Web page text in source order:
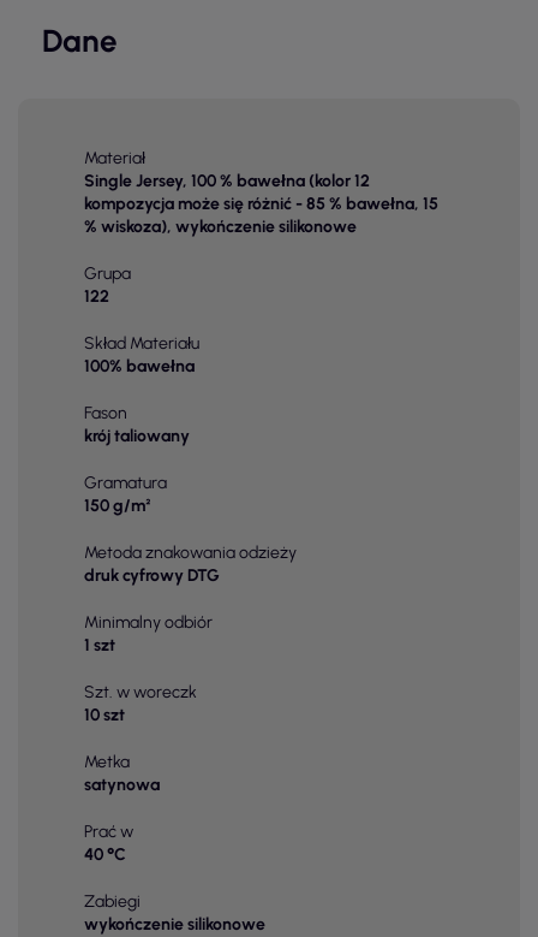
Dane
Materiał
Single Jersey, 100 % bawełna (kolor 12
kompozycja może się różnić - 85 % bawełna, 15
% wiskoza), wykończenie silikonowe
Grupa
122
Skład Materiału
100% bawełna
Fason
krój taliowany
Gramatura
150 g/m²
Metoda znakowania odzieży
druk cyfrowy DTG
Minimalny odbiór
1 szt
Szt. w woreczk
10 szt
Metka
satynowa
Prać w
40 °C
Zabiegi
wykończenie silikonowe